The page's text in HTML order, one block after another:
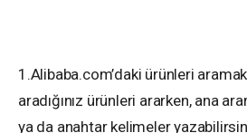
1.Alibaba.com’daki ürünleri
aradığınız ürünleri ararken, ana
ya da anahtar kelimeler